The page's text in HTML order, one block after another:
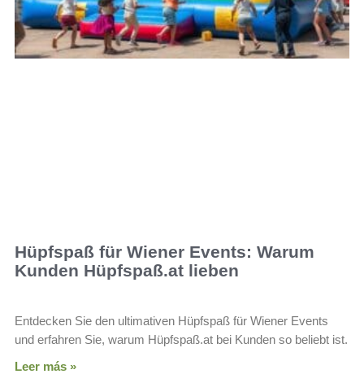
Hüpfspaß für Wiener Events: Warum
Kunden Hüpfspaß.at lieben
Entdecken Sie den ultimativen Hüpfspaß für Wiener Events
und erfahren Sie, warum Hüpfspaß.at bei Kunden so beliebt ist.
Leer más »